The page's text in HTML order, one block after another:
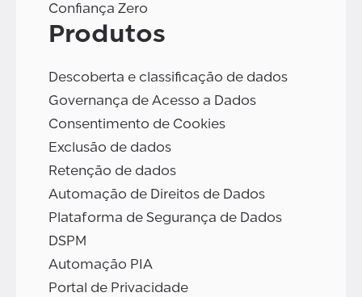
Confiança Zero
Produtos
Descoberta e classificação de dados
Governança de Acesso a Dados
Consentimento de Cookies
Exclusão de dados
Retenção de dados
Automação de Direitos de Dados
Plataforma de Segurança de Dados
DSPM
Automação PIA
Portal de Privacidade